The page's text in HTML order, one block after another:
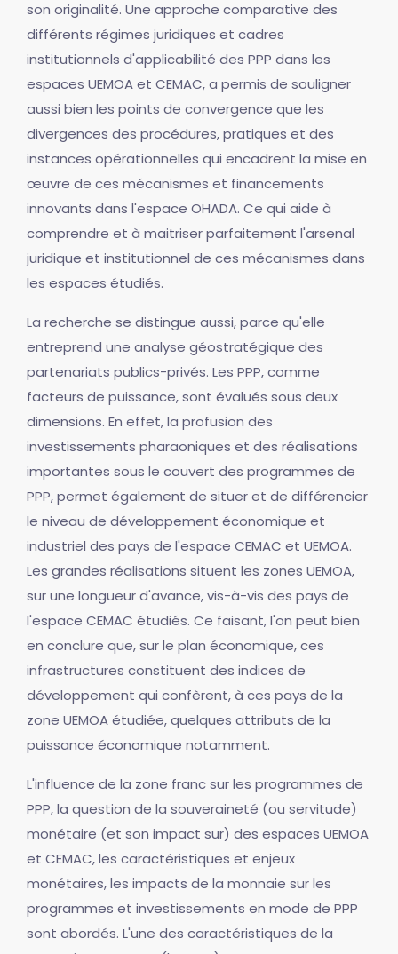
son originalité. Une approche comparative des
différents régimes juridiques et cadres
institutionnels d'applicabilité des PPP dans les
espaces UEMOA et CEMAC, a permis de souligner
aussi bien les points de convergence que les
divergences des procédures, pratiques et des
instances opérationnelles qui encadrent la mise en
œuvre de ces mécanismes et financements
innovants dans l'espace OHADA. Ce qui aide à
comprendre et à maitriser parfaitement l'arsenal
juridique et institutionnel de ces mécanismes dans
les espaces étudiés.
La recherche se distingue aussi, parce qu'elle
entreprend une analyse géostratégique des
partenariats publics-privés. Les PPP, comme
facteurs de puissance, sont évalués sous deux
dimensions. En effet, la profusion des
investissements pharaoniques et des réalisations
importantes sous le couvert des programmes de
PPP, permet également de situer et de différencier
le niveau de développement économique et
industriel des pays de l'espace CEMAC et UEMOA.
Les grandes réalisations situent les zones UEMOA,
sur une longueur d'avance, vis-à-vis des pays de
l'espace CEMAC étudiés. Ce faisant, l'on peut bien
en conclure que, sur le plan économique, ces
infrastructures constituent des indices de
développement qui confèrent, à ces pays de la
zone UEMOA étudiée, quelques attributs de la
puissance économique notamment.
L'influence de la zone franc sur les programmes de
PPP, la question de la souveraineté (ou servitude)
monétaire (et son impact sur) des espaces UEMOA
et CEMAC, les caractéristiques et enjeux
monétaires, les impacts de la monnaie sur les
programmes et investissements en mode de PPP
sont abordés. L'une des caractéristiques de la